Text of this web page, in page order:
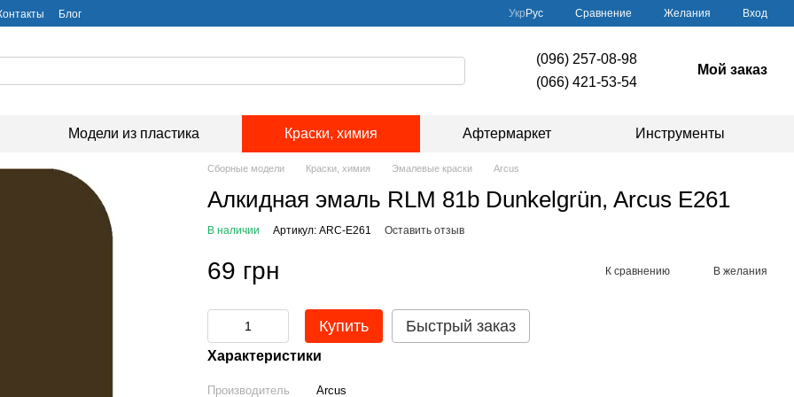
Блог Укр Рус Сравнение Желания Вход
(096) 257-08-98
(066) 421-53-54
Мой заказ
Модели из пластика Краски, химия Афтермаркет Инструменты
Сборные модели Краски, химия Эмалевые краски Arcus
Алкидная эмаль RLM 81b Dunkelgrün, Arcus E261
В наличии Артикул: ARC-E261 Оставить отзыв
69 грн К сравнению В желания
Купить Быстрый заказ
Характеристики
Производитель
Arcus